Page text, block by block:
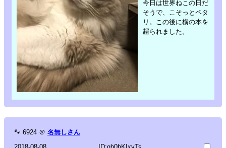
今日は世界ねこの日だ
そうで、こそっとペタ
リ。この後に横の本を
齧られました。
🐾 6924 ＠ 名無しさん